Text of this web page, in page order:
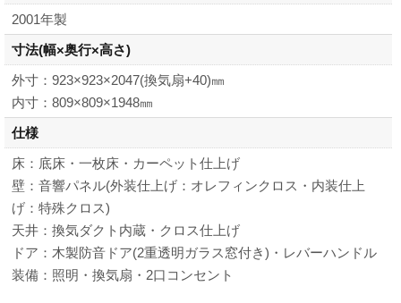
2001年製
寸法(幅×奥行×高さ)
外寸：923×923×2047(換気扇+40)㎜
内寸：809×809×1948㎜
仕様
床：底床・一枚床・カーペット仕上げ
壁：音響パネル(外装仕上げ：オレフィンクロス・内装仕上
げ：特殊クロス)
天井：換気ダクト内蔵・クロス仕上げ
ドア：木製防音ドア(2重透明ガラス窓付き)・レバーハンドル
装備：照明・換気扇・2口コンセント